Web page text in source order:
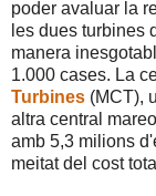
poder avaluar la
les dues turbines
manera
1.000 cases. La
Turbines (MCT),
altra central
amb 5,3 milions
meitat del cost